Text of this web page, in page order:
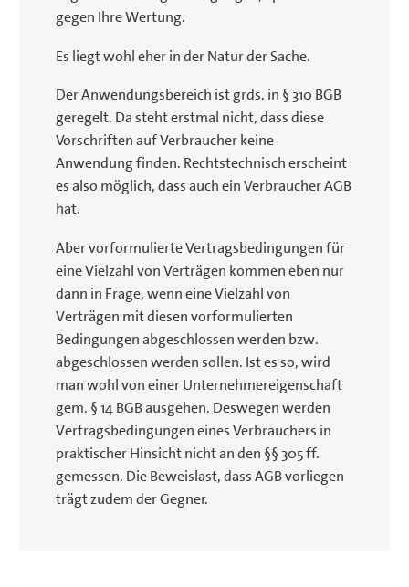
gegen Ihre Wertung.
Es liegt wohl eher in der Natur der Sache.
Der Anwendungsbereich ist grds. in § 310 BGB
geregelt. Da steht erstmal nicht, dass diese
Vorschriften auf Verbraucher keine
Anwendung finden. Rechtstechnisch erscheint
es also möglich, dass auch ein Verbraucher AGB
hat.
Aber vorformulierte Vertragsbedingungen für
eine Vielzahl von Verträgen kommen eben nur
dann in Frage, wenn eine Vielzahl von
Verträgen mit diesen vorformulierten
Bedingungen abgeschlossen werden bzw.
abgeschlossen werden sollen. Ist es so, wird
man wohl von einer Unternehmereigenschaft
gem. § 14 BGB ausgehen. Deswegen werden
Vertragsbedingungen eines Verbrauchers in
praktischer Hinsicht nicht an den §§ 305 ff.
gemessen. Die Beweislast, dass AGB vorliegen
trägt zudem der Gegner.